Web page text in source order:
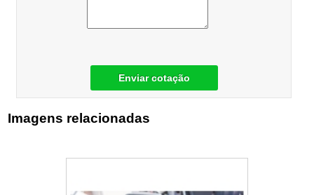
Enviar cotação
Imagens relacionadas